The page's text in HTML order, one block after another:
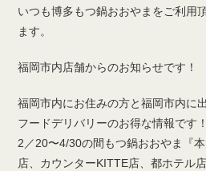
いつも博多もつ鍋おおやまをご利用
ます。
福岡市内店舗からのお知らせです！
福岡市内にお住みの方と福岡市内に
フードデリバリーのお得な情報です！
2／20〜4/30の間もつ鍋おおやま『
店、カウンターKITTE店、都ホテル